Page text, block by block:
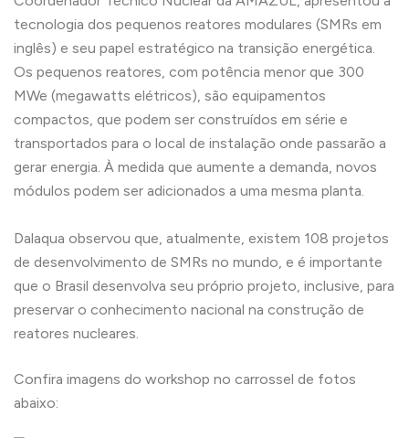
tecnologia dos pequenos reatores modulares (SMRs em
inglês) e seu papel estratégico na transição energética.
Os pequenos reatores, com potência menor que 300
MWe (megawatts elétricos), são equipamentos
compactos, que podem ser construídos em série e
transportados para o local de instalação onde passarão a
gerar energia. À medida que aumente a demanda, novos
módulos podem ser adicionados a uma mesma planta.
Dalaqua observou que, atualmente, existem 108 projetos
de desenvolvimento de SMRs no mundo, e é importante
que o Brasil desenvolva seu próprio projeto, inclusive, para
preservar o conhecimento nacional na construção de
reatores nucleares.
Confira imagens do workshop no carrossel de fotos
abaixo: